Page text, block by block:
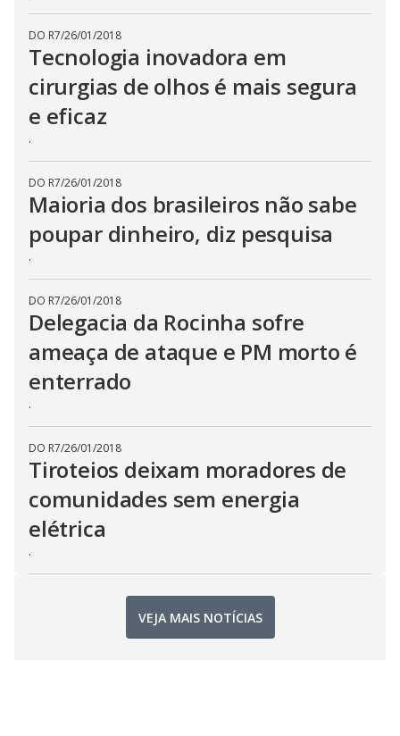
DO R7/26/01/2018
Tecnologia inovadora em
cirurgias de olhos é mais segura
e eficaz
.
DO R7/26/01/2018
Maioria dos brasileiros não sabe
poupar dinheiro, diz pesquisa
.
DO R7/26/01/2018
Delegacia da Rocinha sofre
ameaça de ataque e PM morto é
enterrado
.
DO R7/26/01/2018
Tiroteios deixam moradores de
comunidades sem energia
elétrica
.
VEJA MAIS NOTÍCIAS